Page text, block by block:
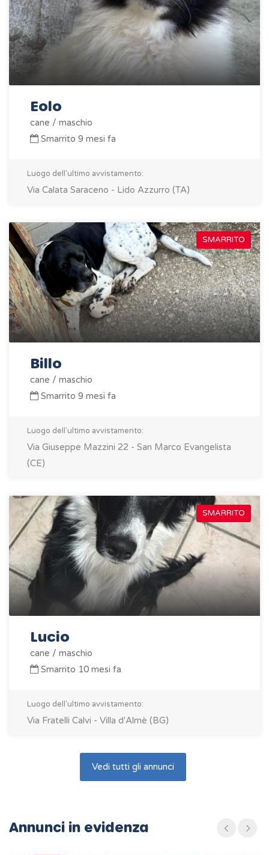
Eolo
cane / maschio
Smarrito 9 mesi fa
Luogo dell'ultimo avvistamento:
Via Calata Saraceno - Lido Azzurro (TA)
SMARRITO
Billo
cane / maschio
Smarrito 9 mesi fa
Luogo dell'ultimo avvistamento:
Via Giuseppe Mazzini 22 - San Marco Evangelista
(CE)
SMARRITO
Lucio
cane / maschio
Smarrito 10 mesi fa
Luogo dell'ultimo avvistamento:
Via Fratelli Calvi - Villa d'Almè (BG)
Vedi tutti gli annunci
Annunci in evidenza